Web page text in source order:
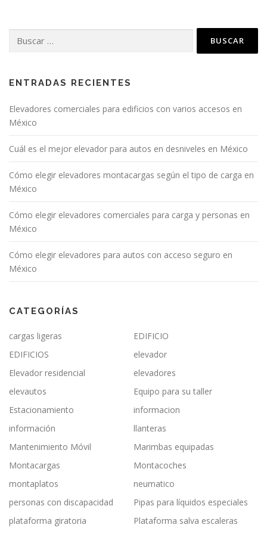
n
e
n
r
a
d
a
ENTRADAS RECIENTES
Elevadores comerciales para edificios con varios accesos en
México
Cuál es el mejor elevador para autos en desniveles en México
Cómo elegir elevadores montacargas según el tipo de carga en
México
Cómo elegir elevadores comerciales para carga y personas en
México
Cómo elegir elevadores para autos con acceso seguro en
México
CATEGORÍAS
cargas ligeras
EDIFICIO
EDIFICIOS
elevador
Elevador residencial
elevadores
elevautos
Equipo para su taller
Estacionamiento
informacion
información
llanteras
Mantenimiento Móvil
Marimbas equipadas
Montacargas
Montacoches
montaplatos
neumatico
personas con discapacidad
Pipas para líquidos especiales
plataforma giratoria
Plataforma salva escaleras